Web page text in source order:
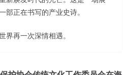
部正在书写的产业史诗。
界再一次深情相遇。